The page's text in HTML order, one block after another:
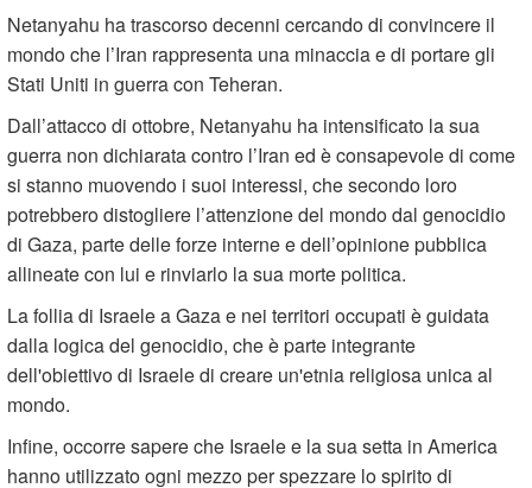
Netanyahu ha trascorso decenni cercando di convincere il
mondo che l’Iran rappresenta una minaccia e di portare gli
Stati Uniti in guerra con Teheran.
Dall’attacco di ottobre, Netanyahu ha intensificato la sua
guerra non dichiarata contro l’Iran ed è consapevole di come
si stanno muovendo i suoi interessi, che secondo loro
potrebbero distogliere l’attenzione del mondo dal genocidio
di Gaza, parte delle forze interne e dell’opinione pubblica
allineate con lui e rinviarlo la sua morte politica.
La follia di Israele a Gaza e nei territori occupati è guidata
dalla logica del genocidio, che è parte integrante
dell'obiettivo di Israele di creare un'etnia religiosa unica al
mondo.
Infine, occorre sapere che Israele e la sua setta in America
hanno utilizzato ogni mezzo per spezzare lo spirito di